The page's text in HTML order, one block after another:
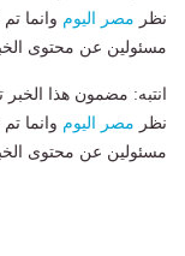
نظر مصر اليوم وانما
مسئولين عن محتوى
انتبه: مضمون هذا الخبر
نظر مصر اليوم وانما
مسئولين عن محتوى